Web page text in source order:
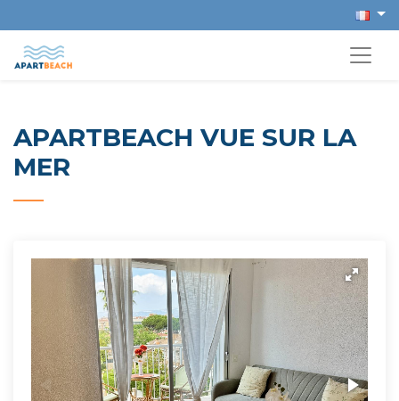
APARTBEACH VUE SUR LA
MER